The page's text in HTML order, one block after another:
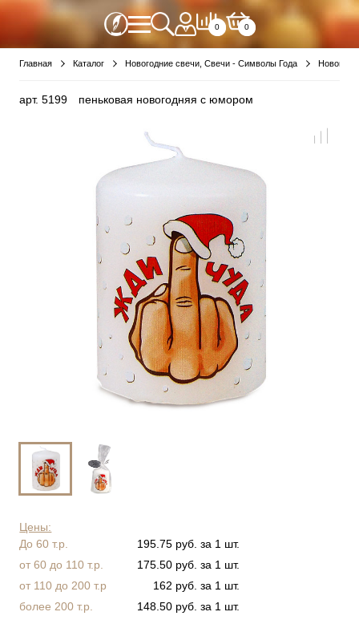
0 0
Главная Каталог Новогодние свечи, Свечи - Символы Года
арт.5199 пеньковая новогодняя с юмором
Цены:
До 60 т.р.
195.75 руб. за 1 шт.
от 60 до 110 т.р.
175.50 руб. за 1 шт.
от 110 до 200 т.р
162 руб. за 1 шт.
более 200 т.р.
148.50 руб. за 1 шт.